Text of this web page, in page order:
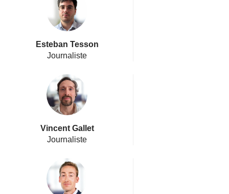
Esteban Tesson
Journaliste
Vincent Gallet
Journaliste